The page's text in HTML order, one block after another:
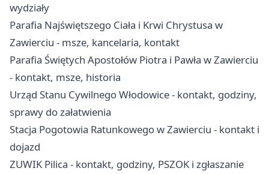
wydziały
Parafia Najświętszego Ciała i Krwi Chrystusa w
Zawierciu - msze, kancelaria, kontakt
Parafia Świętych Apostołów Piotra i Pawła w Zawierciu
- kontakt, msze, historia
Urząd Stanu Cywilnego Włodowice - kontakt, godziny,
sprawy do załatwienia
Stacja Pogotowia Ratunkowego w Zawierciu - kontakt i
dojazd
ZUWIK Pilica - kontakt, godziny, PSZOK i zgłaszanie